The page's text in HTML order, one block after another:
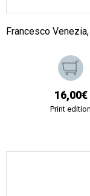
Francesco
16,00€
Print edition